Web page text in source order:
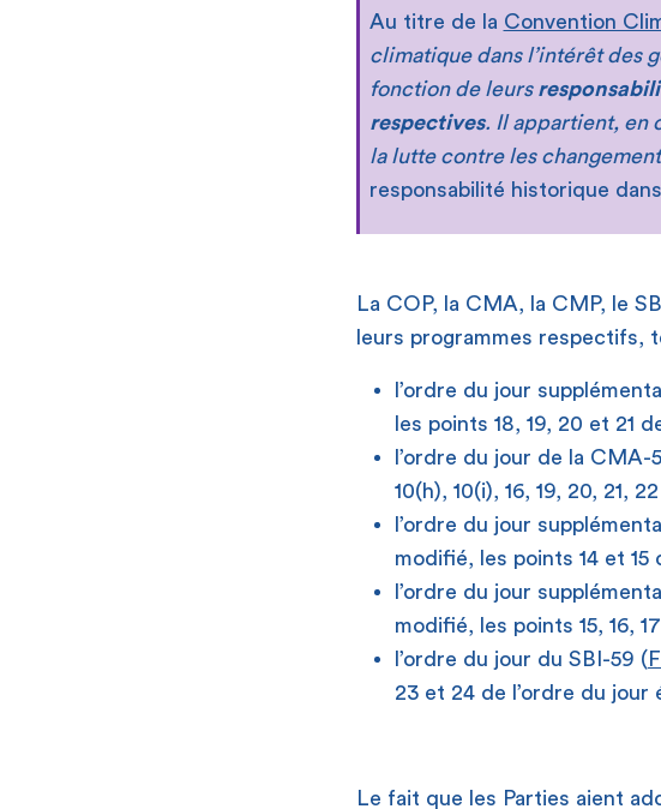
Au titre de la Convention
climatique dans l’intérêt des
fonction de leurs
respectives. Il appartient, en
la lutte contre les
responsabilité historique
La COP, la CMA, la CMP, le
leurs programmes respectifs,
l’ordre du jour
les points 18, 19, 20 et 21
l’ordre du jour de la CMA-
10(h), 10(i), 16, 19, 20, 21,
l’ordre du jour
modifié, les points 14 et
l’ordre du jour
modifié, les points 15, 16,
l’ordre du jour du SBI-59 (
23 et 24 de l’ordre du jour
Le fait que les Parties aient